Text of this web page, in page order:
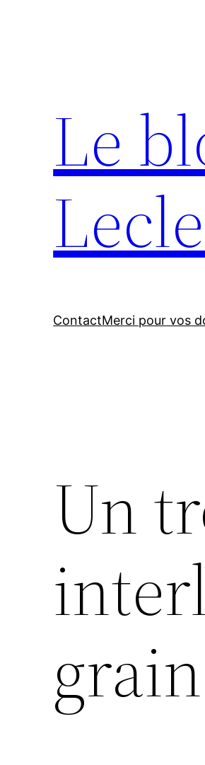
Le
ContactMerci pour vos
Un